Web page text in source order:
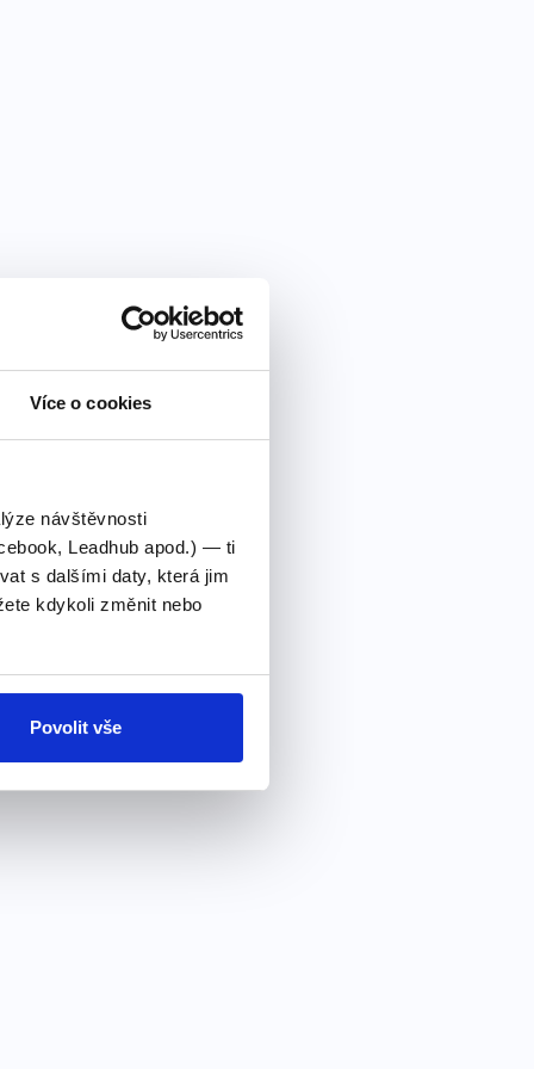
Více o cookies
návštěvnosti
Leadhub apod.) — ti
s dalšími daty, která jim
kdykoli změnit nebo
Povolit vše